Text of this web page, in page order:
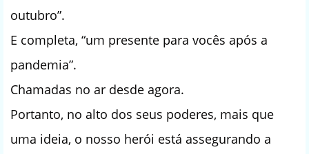
outubro”.
E completa, “um presente para vocês após a
pandemia”.
Chamadas no ar desde agora.
Portanto, no alto dos seus poderes, mais que
uma ideia, o nosso herói está assegurando a